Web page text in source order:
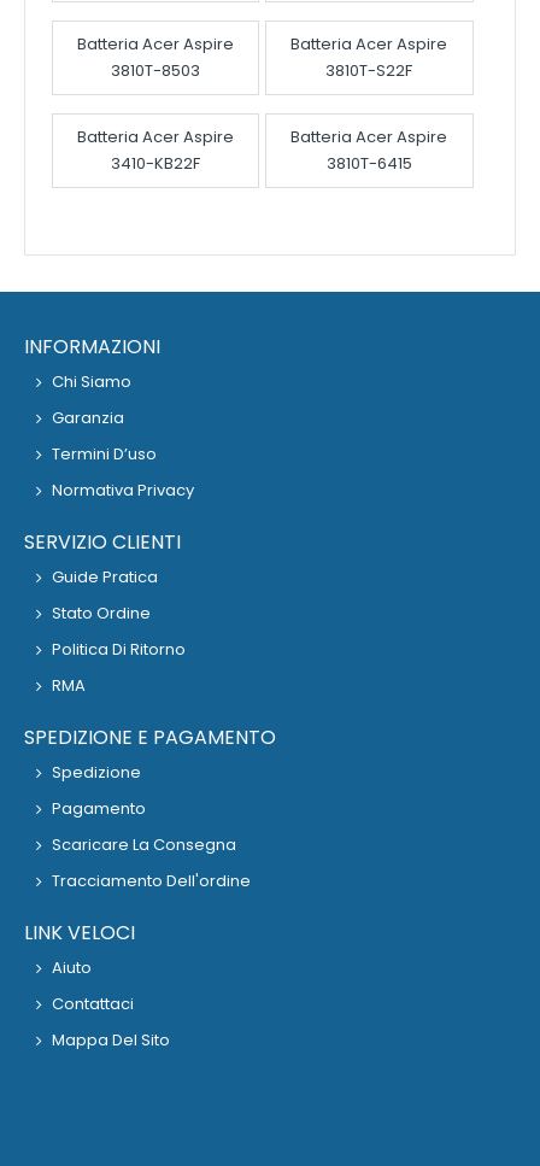
Batteria Acer Aspire
3810T-8503
Batteria Acer Aspire
3810T-S22F
Batteria Acer Aspire
3410-KB22F
Batteria Acer Aspire
3810T-6415
INFORMAZIONI
Chi Siamo
Garanzia
Termini D’uso
Normativa Privacy
SERVIZIO CLIENTI
Guide Pratica
Stato Ordine
Politica Di Ritorno
RMA
SPEDIZIONE E PAGAMENTO
Spedizione
Pagamento
Scaricare La Consegna
Tracciamento Dell'ordine
LINK VELOCI
Aiuto
Contattaci
Mappa Del Sito